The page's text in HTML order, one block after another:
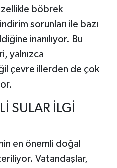
böbrek
sorunları ile bazı
inanılıyor. Bu
yalnızca
çevre illerden de çok
SULAR İLGİ
en önemli doğal
Vatandaşlar,